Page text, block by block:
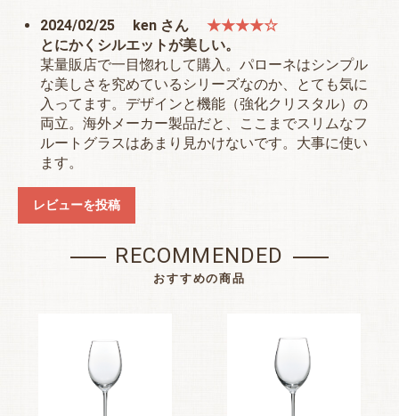
お買い物を続ける カートへ進む
2024/02/25 ken さん
★★★★☆
とにかくシルエットが美しい。
某量販店で一目惚れして購入。パローネはシンプル
な美しさを究めているシリーズなのか、とても気に
入ってます。デザインと機能（強化クリスタル）の
両立。海外メーカー製品だと、ここまでスリムなフ
ルートグラスはあまり見かけないです。大事に使い
ます。
レビューを投稿
RECOMMENDED
おすすめの商品